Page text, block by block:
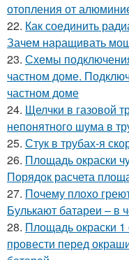
отопления от
22. Как соединить
Зачем наращивать
23. Схемы
частном доме.
частном доме
24. Щелчки в газовой
непонятного шума в
25. Стук в трубах-я
26. Площадь окраски
Порядок расчета
27. Почему плохо
Булькают батареи – в
28. Площадь окраски 1
провести перед